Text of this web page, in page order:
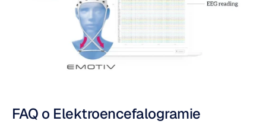
FAQ o Elektroencefalogramie